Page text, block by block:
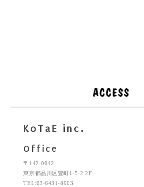
KoTaE inc.
Office
〒142-0042
東京都品川区豊町1-5-2 2F
TEL:03-6431-8903